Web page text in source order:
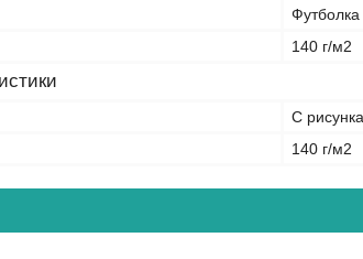
Футболка
140 г/м2
С
140 г/м2